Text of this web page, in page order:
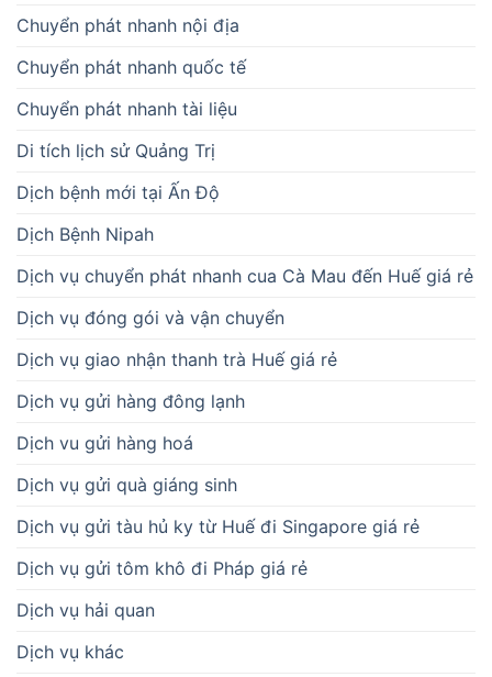
Chuyển phát nhanh nội địa
Chuyển phát nhanh quốc tế
Chuyển phát nhanh tài liệu
Di tích lịch sử Quảng Trị
Dịch bệnh mới tại Ấn Độ
Dịch Bệnh Nipah
Dịch vụ chuyển phát nhanh cua Cà Mau đến Huế giá rẻ
Dịch vụ đóng gói và vận chuyển
Dịch vụ giao nhận thanh trà Huế giá rẻ
Dịch vụ gửi hàng đông lạnh
Dịch vu gửi hàng hoá
Dịch vụ gửi quà giáng sinh
Dịch vụ gửi tàu hủ ky từ Huế đi Singapore giá rẻ
Dịch vụ gửi tôm khô đi Pháp giá rẻ
Dịch vụ hải quan
Dịch vụ khác